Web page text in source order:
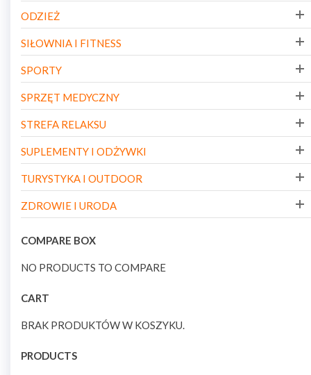
ODZIEŻ
SIŁOWNIA I FITNESS
SPORTY
SPRZĘT MEDYCZNY
STREFA RELAKSU
SUPLEMENTY I ODŻYWKI
TURYSTYKA I OUTDOOR
ZDROWIE I URODA
COMPARE BOX
NO PRODUCTS TO COMPARE
CART
BRAK PRODUKTÓW W KOSZYKU.
PRODUCTS